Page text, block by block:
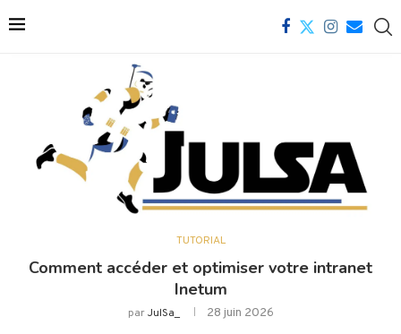
TUTORIAL
Comment accéder et optimiser votre intranet
Inetum
parJulSa_ 28 juin 2026